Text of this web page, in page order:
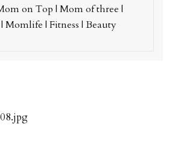
on Top | Mom of three |
Momlife | Fitness | Beauty